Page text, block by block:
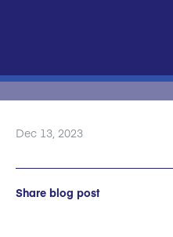
Dec 13, 2023
Share blog post